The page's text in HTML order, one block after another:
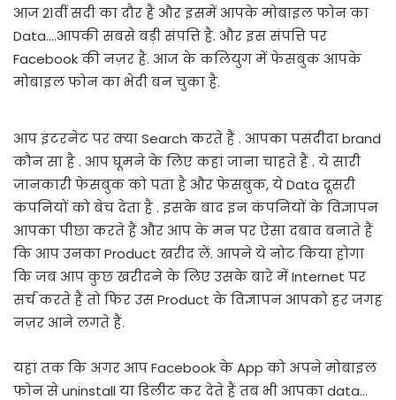
आज 21वीं सदी का दौर हैं और इसमें आपके मोबाइल फोन का
Data….आपकी सबसे बड़ी संपत्ति है. और इस संपत्ति पर
Facebook की नज़र है. आज के कलियुग में फेसबुक आपके
मोबाइल फोन का भेदी बन चुका है.
आप इंटरनेट पर क्या Search करते हैं . आपका पसंदीदा brand
कौन सा है . आप घूमने के लिए कहां जाना चाहते हैं . ये सारी
जानकारी फेसबुक को पता है और फेसबुक, ये Data दूसरी
कंपनियों को बेच देता है . इसके बाद इन कंपनियों के विज्ञापन
आपका पीछा करते हैं और आप के मन पर ऐसा दबाव बनाते हैं
कि आप उनका Product खरीद लें. आपने ये नोट किया होगा
कि जब आप कुछ खरीदने के लिए उसके बारे में Internet पर
सर्च करते हैं तो फिर उस Product के विज्ञापन आपको हर जगह
नज़र आने लगते हैं.
यहां तक कि अगर आप Facebook के App को अपने मोबाइल
फोन से uninstall या डिलीट कर देते हैं तब भी आपका data…